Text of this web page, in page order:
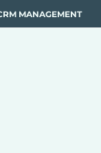
MANAGEMENT